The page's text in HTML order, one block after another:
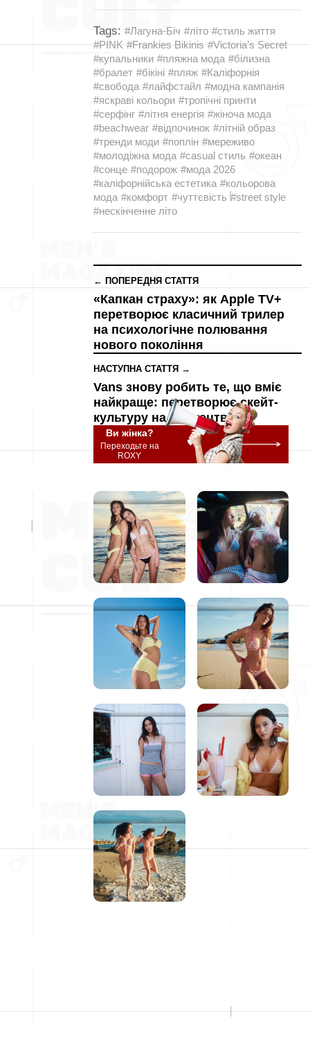
Tags: #Лагуна-Біч #літо #стиль життя
#PINK #Frankies Bikinis #Victoria’s Secret
#купальники #пляжна мода #білизна
#бралет #бікіні #пляж #Каліфорнія
#свобода #лайфстайл #модна кампанія
#яскраві кольори #тропічні принти
#серфінг #літня енергія #жіноча мода
#beachwear #відпочинок #літній образ
#тренди моди #поплін #мереживо
#молодіжна мода #casual стиль #океан
#сонце #подорож #мода 2026
#каліфорнійська естетика #кольорова
мода #комфорт #чуттєвість #street style
#нескінченне літо
← ПОПЕРЕДНЯ СТАТТЯ
«Капкан страху»: як Apple TV+
перетворює класичний трилер
на психологічне полювання
нового покоління
НАСТУПНА СТАТТЯ →
Vans знову робить те, що вміє
найкраще: перетворює скейт-
культуру на мистецтво
Ви жінка?
Переходьте на
ROXY